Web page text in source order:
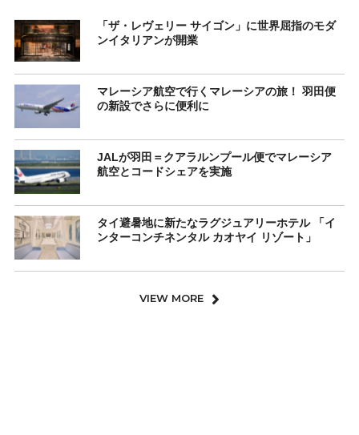
「ザ・レヴェリー サイゴン」に世界屈指のモダ
ンイタリアンが開業
マレーシア航空で行くマレーシアの旅！ 羽田便
の新設でさらに便利に
JALが羽田＝クアラルンプール便でマレーシア
航空とコードシェアを実施
タイ避暑地に新たなラグジュアリーホテル 「イ
ンターコンチネンタル カオヤイ リゾート」
VIEW MORE